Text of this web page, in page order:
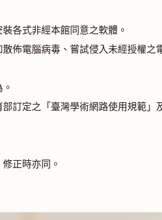
各式非經本館同意之軟體。
佈電腦病毒、嘗試侵入未經授權之
訂定之「臺灣學術網路使用規範」
正時亦同。